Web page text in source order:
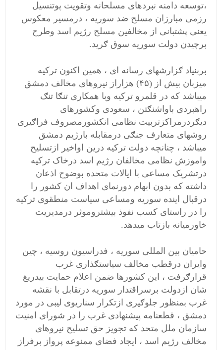
،توسعه دامنه نبردهای مسلحانه وتقویت پوتنسیل
رزمی مبارزان مسلح ضد سوریه ، درمسیر معکوس
یعنی پشتبانی از مخالفین مسلح رژیم اسد وطرح
برچیدن دولت سوریه سوق ګرید.
بربنیاد ګزارشهای رسانه ای ، همین اکنون ترکیه
میزبان بیش از (۴۵) هزاراز نیروهای مخالف دمشق
میباشد که در قلمرو ترکیه وبا همکاری تنګا تنګ
راهبردی باواشنګتن ، سعودی وکشورهای
دیګردرمراکزتربیت نظامی انکشورمصروف فراګیری
روشهای متعارف جنګی درمقابله بارژیم دمشق
میباشد ، چنانچه دولت ترکیه درین اواخیر ازتسلیح
واموزش نظامی مخالفان رژیم اسد درخاک ترکیه
درتشریک مساعی با ایالات متحده بوضوح اذعان
داشته که بدون ابهام دورنمای اهداف ان کشور را
درقبال اینده سوریه ومساعی سیاست منطقوی ترکیه
را در راستای کسب نفوذ بیشتروموثر درمدیریت
خاورمیانه بازتاب میدهد.
حامیان بین المللی سوریه ، فدراسیون روسیه ، چین
وایران درقطب مخالف سیاستګذاری غرب
قرارګرفت ، این کشورها ضمن اعلام حمایت بیدریغ
شان ازدولت برسراقتدار سوریه درتقابل با نقشه
غرب بمنظور جلوګیری ازتکرار سناریوی لیبی در مورد
دمشق ، قطعنامه پیشنهادی غرب را در شورای امنیت
سازمان ملل متحد که تجویز حق تسلیح نیروهای
مخالف رژیم اسد ، ایجاد فضای ممنوعه پرواز برفراز